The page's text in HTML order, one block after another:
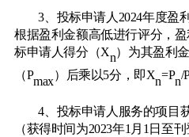
3、投标申请人2024年度盈
根据盈利金额高低进行评分，
标申请人得分（Xn）为其盈利
（Pmax）后乘以5分，即Xn=Pn/
4、投标申请人服务的项目
（获得时间为2023年1月1日至